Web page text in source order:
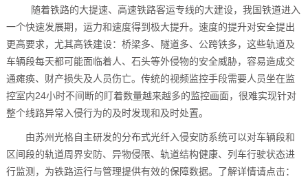
随着铁路的大提速、高速铁路客运专线的大建设，我国铁道进入
一个快速发展期，运力和速度得到极大提升。速度的提升对安全提出
更高要求，尤其高铁建设：桥梁多、隧道多、公跨铁多，这些轨道及
车辆段每天都可能面临着人、石头等外侵物的安全威胁，容易造成交
通瘫痪、财产损失及人员伤亡。传统的视频监控手段需要人员坐在监
控室内24小时不间断的盯着数量越来越多的监控画面，很难实现针对
整个线路异常入侵行为的及时发现和及时处置。
由苏州光格自主研发的分布式光纤入侵安防系统可以对车辆段和
区间段的轨道周界安防、异物侵限、轨道结构健康、列车行驶状态进
行监测，为铁路运行与管理提供有效的保障数据。了解详情请点击：